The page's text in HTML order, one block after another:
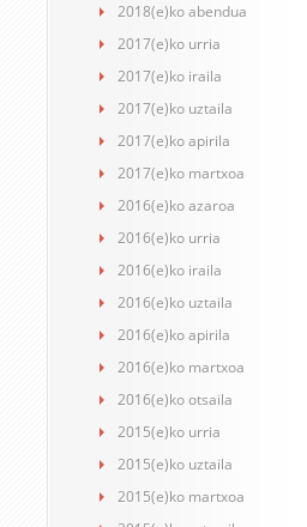
2018(e)ko abendua
2017(e)ko urria
2017(e)ko iraila
2017(e)ko uztaila
2017(e)ko apirila
2017(e)ko martxoa
2016(e)ko azaroa
2016(e)ko urria
2016(e)ko iraila
2016(e)ko uztaila
2016(e)ko apirila
2016(e)ko martxoa
2016(e)ko otsaila
2015(e)ko urria
2015(e)ko uztaila
2015(e)ko martxoa